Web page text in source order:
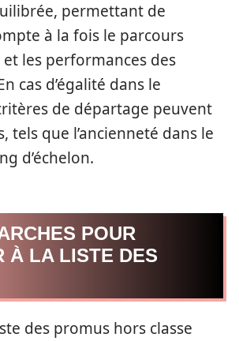
permettant de
à la fois le parcours
les performances des
cas d’égalité dans le
de départage peuvent
tels que l’ancienneté dans le
d’échelon.
POUR
À LA LISTE DES
des promus hors classe